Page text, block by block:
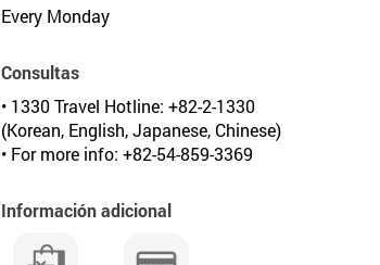
Every Monday
Consultas
• 1330 Travel Hotline: +82-2-1330
(Korean, English, Japanese, Chinese)
• For more info: +82-54-859-3369
Información adicional